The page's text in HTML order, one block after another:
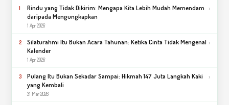
1
Rindu yang Tidak Dikirim: Mengapa Kita Lebih Mudah Memendam
daripada Mengungkapkan
1 Apr 2026
›
2
Silaturahmi Itu Bukan Acara Tahunan: Ketika Cinta Tidak Mengenal
Kalender
1 Apr 2026
›
3
Pulang Itu Bukan Sekadar Sampai: Hikmah 147 Juta Langkah Kaki
yang Kembali
31 Mar 2026
›